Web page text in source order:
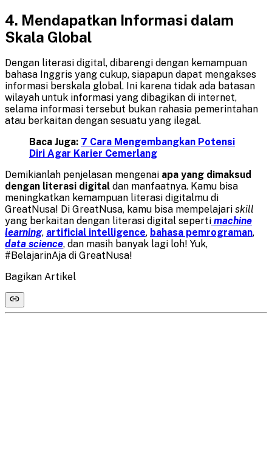
4. Mendapatkan Informasi dalam
Skala Global
Dengan literasi digital, dibarengi dengan kemampuan
bahasa Inggris yang cukup, siapapun dapat mengakses
informasi berskala global. Ini karena tidak ada batasan
wilayah untuk informasi yang dibagikan di internet,
selama informasi tersebut bukan rahasia pemerintahan
atau berkaitan dengan sesuatu yang ilegal.
Baca Juga: 7 Cara Mengembangkan Potensi
Diri Agar Karier Cemerlang
Demikianlah penjelasan mengenai apa yang dimaksud
dengan literasi digital dan manfaatnya. Kamu bisa
meningkatkan kemampuan literasi digitalmu di
GreatNusa! Di GreatNusa, kamu bisa mempelajari skill
yang berkaitan dengan literasi digital seperti machine
learning, artificial intelligence, bahasa pemrograman,
data science, dan masih banyak lagi loh! Yuk,
#BelajarinAja di GreatNusa!
Bagikan Artikel